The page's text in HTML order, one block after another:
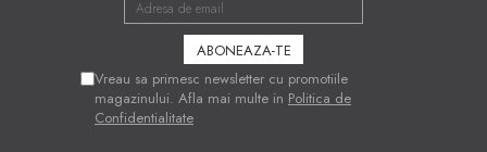
Vreau sa primesc newsletter cu promotiile
magazinului. Afla mai multe in Politica de
Confidentialitate